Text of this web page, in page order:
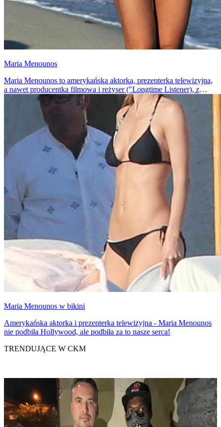
Maria Menounos
Maria Menounos to amerykańska aktorka, prezenterka telewizyjna,
a nawet producentka filmowa i reżyser ("Longtime Listener), z
greckimi korzeniami i zgrabnym, zadbanym ciałkiem.
Maria Menounos w bikini
Amerykańska aktorka i prezenterka telewizyjna - Maria Menounos
nie podbiła Hollywood, ale podbiła za to nasze serca!
TRENDUJĄCE W CKM